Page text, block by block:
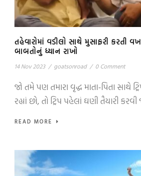
તહેવારોમાં વડીલો સાથે મુસાફરી કરતી
બાબતોનું ધ્યાન રાખો
14 Nov 2023 / goatsonroad / 0 Comment
જો તમે પણ તમારા વૃદ્ધ માતા-પિતા સાથે
રહ્યાં છો, તો ટ્રિપ પહેલાં ઘણી તૈયારી
READ MORE